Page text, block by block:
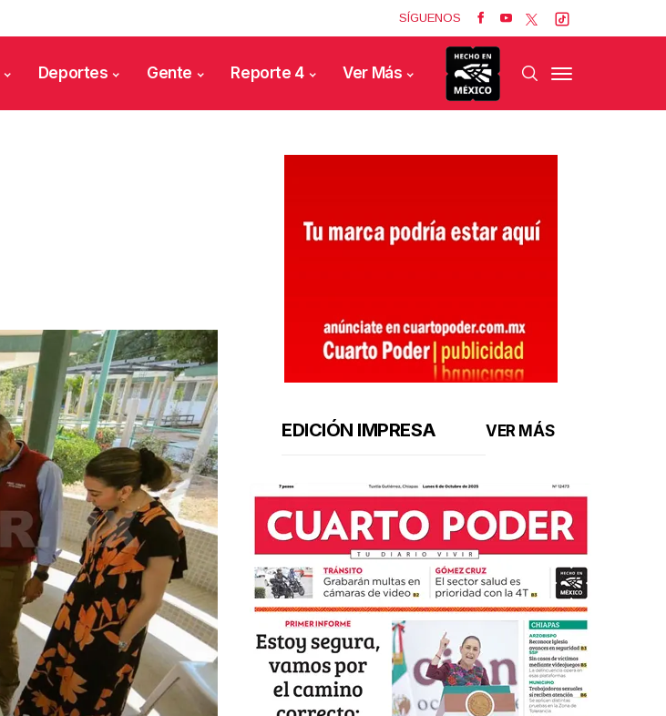
SÍGUENOS
Deportes Gente Reporte 4 Ver Más
EDICIÓN IMPRESA VER MÁS